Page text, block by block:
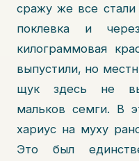
сражу же все
поклевка и
килограммовая
выпустили, но
щук здесь не
мальков семги. В
хариус на муху
Это был